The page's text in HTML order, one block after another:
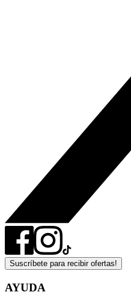
Suscríbete para recibir ofertas!
AYUDA